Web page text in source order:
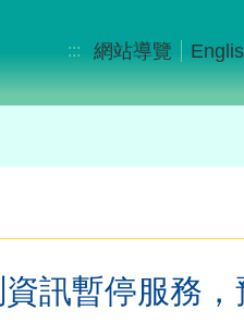
::: 網站導覽
訊暫停服務，